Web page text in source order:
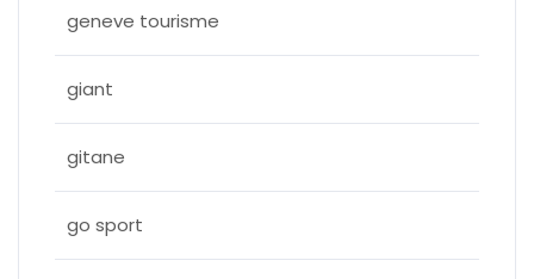
geneve tourisme
giant
gitane
go sport